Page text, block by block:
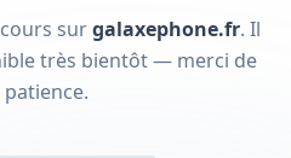
surgalaxephone.fr. Il
très bientôt — merci de